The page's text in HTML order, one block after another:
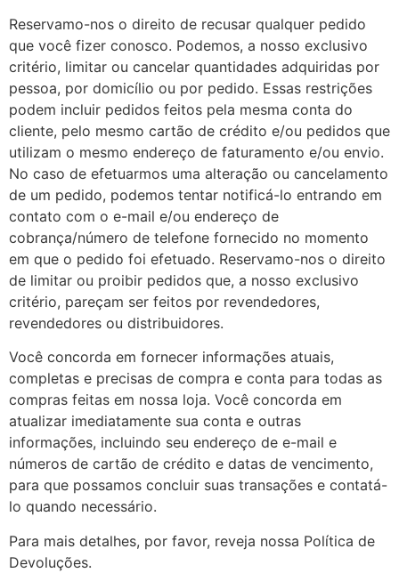
Reservamo-nos o direito de recusar qualquer pedido
que você fizer conosco. Podemos, a nosso exclusivo
critério, limitar ou cancelar quantidades adquiridas por
pessoa, por domicílio ou por pedido. Essas restrições
podem incluir pedidos feitos pela mesma conta do
cliente, pelo mesmo cartão de crédito e/ou pedidos que
utilizam o mesmo endereço de faturamento e/ou envio.
No caso de efetuarmos uma alteração ou cancelamento
de um pedido, podemos tentar notificá-lo entrando em
contato com o e-mail e/ou endereço de
cobrança/número de telefone fornecido no momento
em que o pedido foi efetuado. Reservamo-nos o direito
de limitar ou proibir pedidos que, a nosso exclusivo
critério, pareçam ser feitos por revendedores,
revendedores ou distribuidores.
Você concorda em fornecer informações atuais,
completas e precisas de compra e conta para todas as
compras feitas em nossa loja. Você concorda em
atualizar imediatamente sua conta e outras
informações, incluindo seu endereço de e-mail e
números de cartão de crédito e datas de vencimento,
para que possamos concluir suas transações e contatá-
lo quando necessário.
Para mais detalhes, por favor, reveja nossa Política de
Devoluções.